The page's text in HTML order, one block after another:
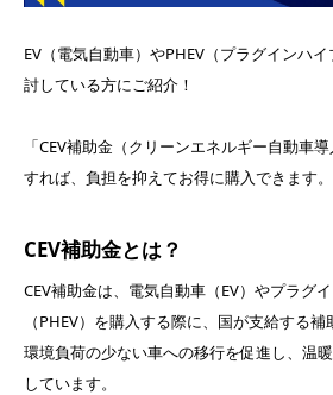
EV（電気自動車）やPHEV（プラグインハ
討している方にご紹介！
「CEV補助金（クリーンエネルギー自動車
すれば、負担を抑えてお得に購入できます。
CEV補助金とは？
CEV補助金は、電気自動車（EV）やプラグ
（PHEV）を購入する際に、国が支給する補
環境負荷の少ない車への移行を促進し、温
しています。